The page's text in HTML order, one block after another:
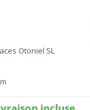
Otoniel SL